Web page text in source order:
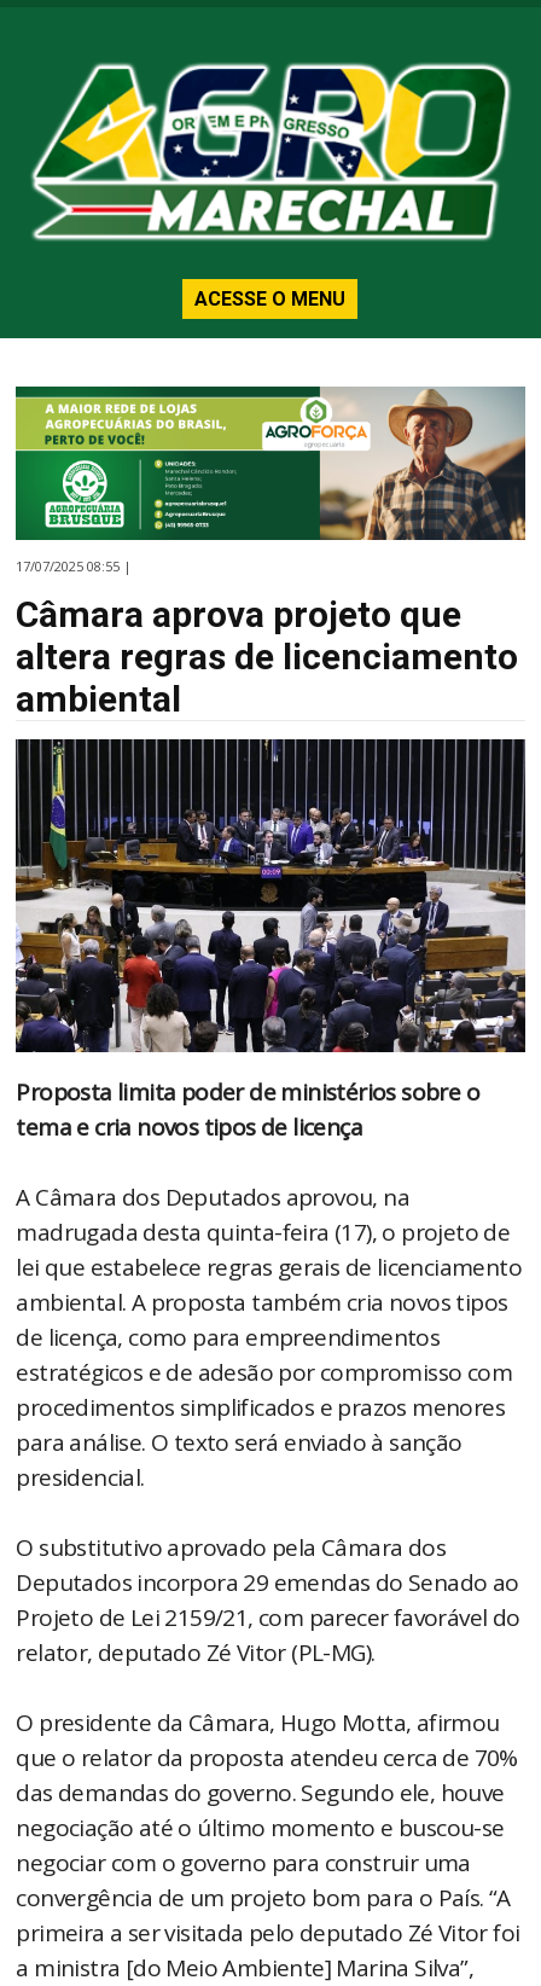
ACESSE O MENU
17/07/2025 08:55 |
Câmara aprova projeto que
altera regras de licenciamento
ambiental
Proposta limita poder de ministérios sobre o
tema e cria novos tipos de licença
A Câmara dos Deputados aprovou, na
madrugada desta quinta-feira (17), o projeto de
lei que estabelece regras gerais de licenciamento
ambiental. A proposta também cria novos tipos
de licença, como para empreendimentos
estratégicos e de adesão por compromisso com
procedimentos simplificados e prazos menores
para análise. O texto será enviado à sanção
presidencial.
O substitutivo aprovado pela Câmara dos
Deputados incorpora 29 emendas do Senado ao
Projeto de Lei 2159/21, com parecer favorável do
relator, deputado Zé Vitor (PL-MG).
O presidente da Câmara, Hugo Motta, afirmou
que o relator da proposta atendeu cerca de 70%
das demandas do governo. Segundo ele, houve
negociação até o último momento e buscou-se
negociar com o governo para construir uma
convergência de um projeto bom para o País. “A
primeira a ser visitada pelo deputado Zé Vitor foi
a ministra [do Meio Ambiente] Marina Silva”,